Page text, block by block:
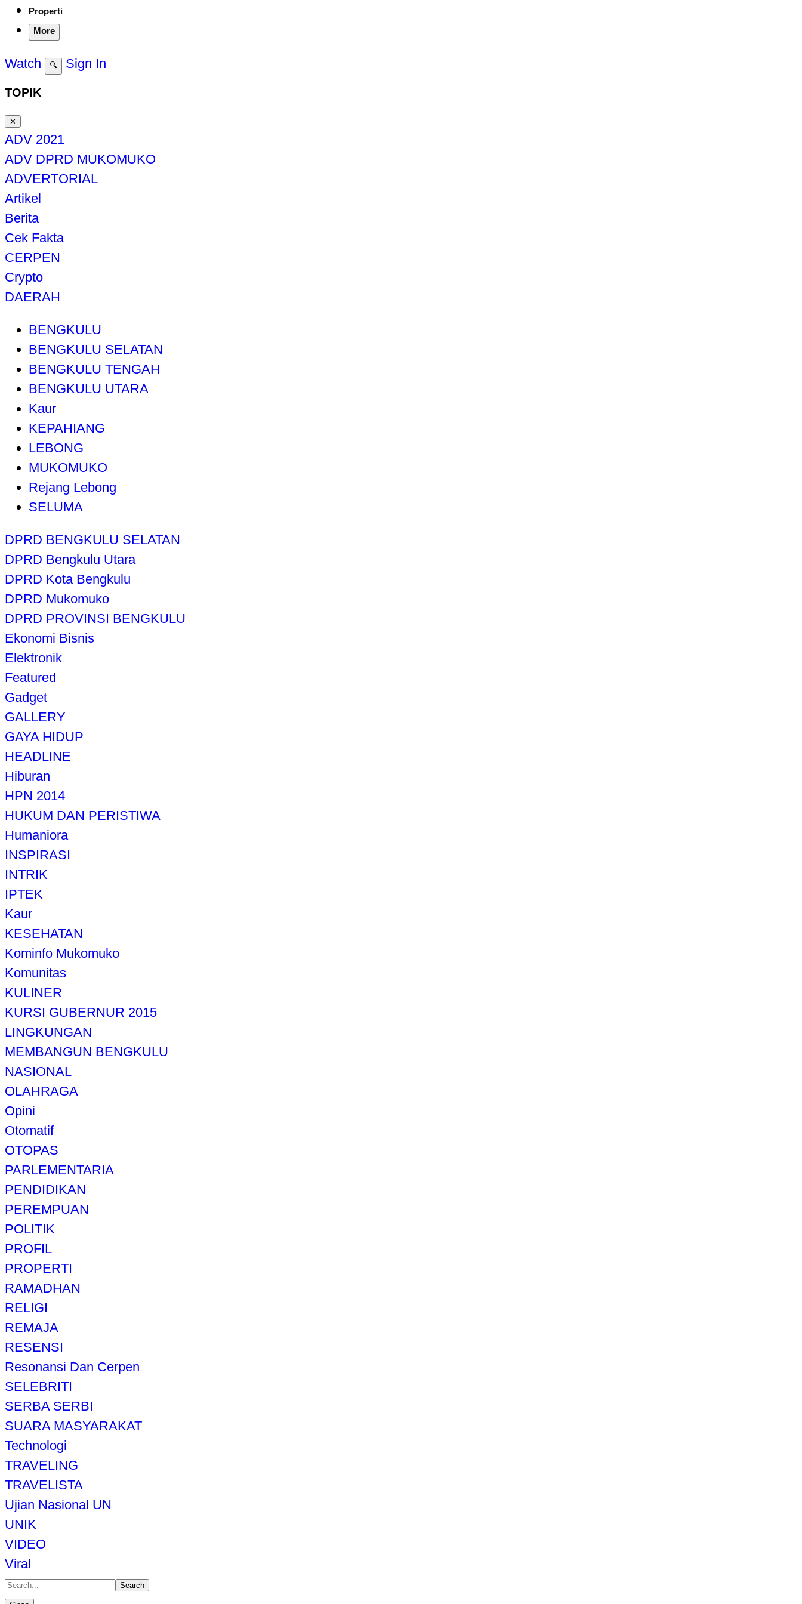
Properti
More
Watch 🔍 Sign In
TOPIK
✕
ADV 2021
ADV DPRD MUKOMUKO
ADVERTORIAL
Artikel
Berita
Cek Fakta
CERPEN
Crypto
DAERAH
BENGKULU
BENGKULU SELATAN
BENGKULU TENGAH
BENGKULU UTARA
Kaur
KEPAHIANG
LEBONG
MUKOMUKO
Rejang Lebong
SELUMA
DPRD BENGKULU SELATAN
DPRD Bengkulu Utara
DPRD Kota Bengkulu
DPRD Mukomuko
DPRD PROVINSI BENGKULU
Ekonomi Bisnis
Elektronik
Featured
Gadget
GALLERY
GAYA HIDUP
HEADLINE
Hiburan
HPN 2014
HUKUM DAN PERISTIWA
Humaniora
INSPIRASI
INTRIK
IPTEK
Kaur
KESEHATAN
Kominfo Mukomuko
Komunitas
KULINER
KURSI GUBERNUR 2015
LINGKUNGAN
MEMBANGUN BENGKULU
NASIONAL
OLAHRAGA
Opini
Otomatif
OTOPAS
PARLEMENTARIA
PENDIDIKAN
PEREMPUAN
POLITIK
PROFIL
PROPERTI
RAMADHAN
RELIGI
REMAJA
RESENSI
Resonansi Dan Cerpen
SELEBRITI
SERBA SERBI
SUARA MASYARAKAT
Technologi
TRAVELING
TRAVELISTA
Ujian Nasional UN
UNIK
VIDEO
Viral
Search